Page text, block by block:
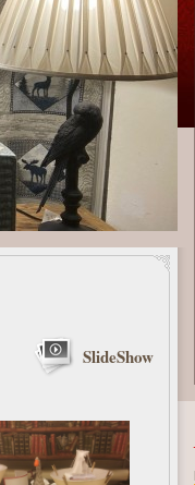
SlideShow